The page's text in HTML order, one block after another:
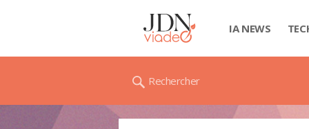
IA NEWS
Rechercher